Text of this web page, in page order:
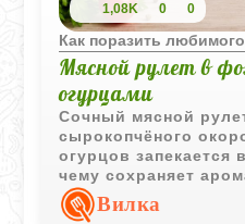
1,08K 0 0
Как поразить любимого
Мясной рулет в
огурцами
Сочный мясной
сырокопчёного
огурцов запекается
чему сохраняет
особенно мягким.
для повседневного
Вилка